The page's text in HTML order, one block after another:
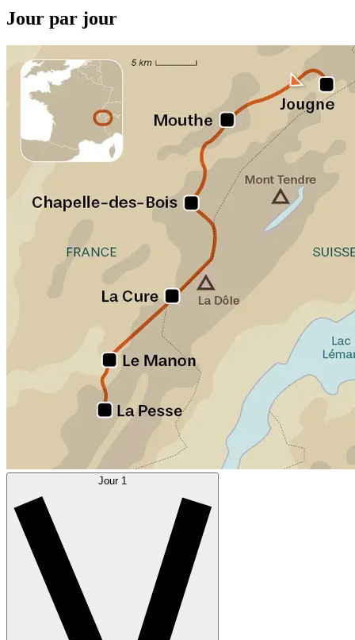
Jour par jour
Jour 1